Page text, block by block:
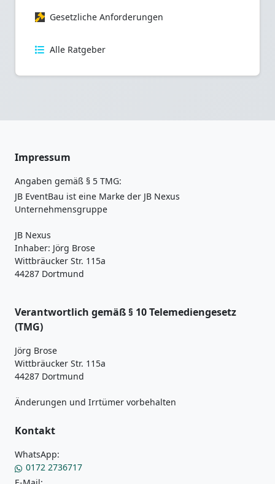
Gesetzliche Anforderungen
Alle Ratgeber
Impressum
Angaben gemäß § 5 TMG:
JB EventBau ist eine Marke der JB Nexus
Unternehmensgruppe
JB Nexus
Inhaber: Jörg Brose
Wittbräucker Str. 115a
44287 Dortmund
Verantwortlich gemäß § 10 Telemediengesetz
(TMG)
Jörg Brose
Wittbräucker Str. 115a
44287 Dortmund
Änderungen und Irrtümer vorbehalten
Kontakt
WhatsApp:
0172 2736717